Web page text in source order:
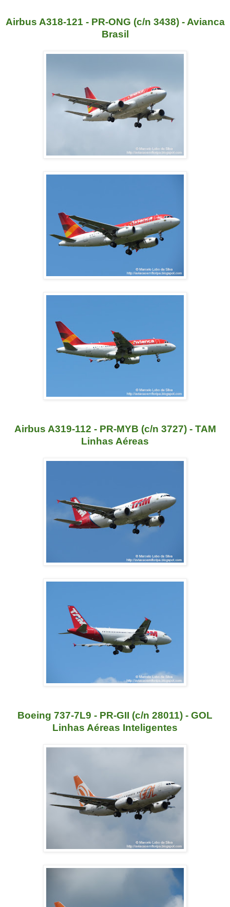
Airbus A318-121 - PR-ONG (c/n 3438) - Avianca
Brasil
Airbus A319-112 - PR-MYB (c/n 3727) - TAM
Linhas Aéreas
Boeing 737-7L9 - PR-GII (c/n 28011) - GOL
Linhas Aéreas Inteligentes